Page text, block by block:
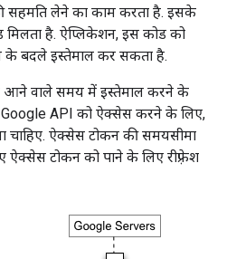
सहमति लेने का काम करता है. इसके
है. ऐप्लिकेशन, इस कोड को
के बदले इस्तेमाल कर सकता है.
आने वाले समय में इस्तेमाल करने के
Google API को ऐक्सेस करने के लिए,
चाहिए. ऐक्सेस टोकन की समयसीमा
ऐक्सेस टोकन को पाने के लिए रीफ़्रेश